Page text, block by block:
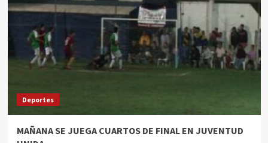
Deportes
MAÑANA SE JUEGA CUARTOS DE FINAL EN JUVENTUD